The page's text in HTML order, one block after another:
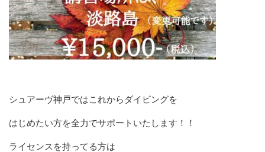
シュアーヴ神戸ではこれからダイビングを
はじめたい方を全力でサポートいたします！！
ライセンスを持ってる方は